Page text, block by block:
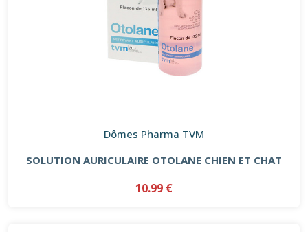
Dômes Pharma TVM
SOLUTION AURICULAIRE OTOLANE CHIEN ET CHAT
10.99 €